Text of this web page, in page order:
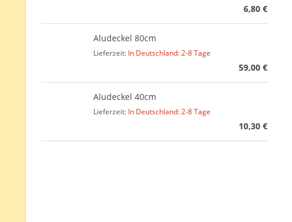
6,80 €
Aludeckel 80cm
Lieferzeit: In Deutschland: 2-8 Tage
59,00 €
Aludeckel 40cm
Lieferzeit: In Deutschland: 2-8 Tage
10,30 €